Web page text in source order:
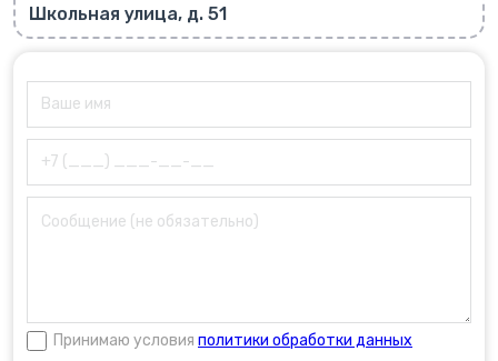
Школьная улица, д. 51
Принимаю условия политики обработки данных